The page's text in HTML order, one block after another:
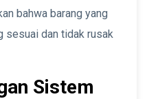
bahwa barang yang
sesuai dan tidak rusak
Sistem